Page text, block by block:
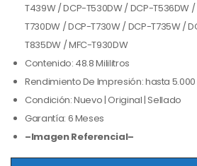
T439W / DCP-T530DW / DCP-T536DW
T730DW / DCP-T730W / DCP-T735W /
T835DW / MFC-T930DW
Contenido: 48.8 Mililitros
Rendimiento De Impresión: hasta
Condición: Nuevo | Original | Sellado
Garantía: 6 Meses
–Imagen Referencial–